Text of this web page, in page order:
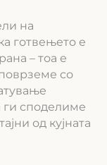
на
готвењето е
– тоа е
со
ги споделиме
од кујната